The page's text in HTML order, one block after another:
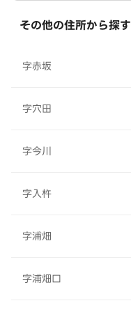
その他の住所から探す
字赤坂
字穴田
字今川
字入杵
字浦畑
字浦畑口